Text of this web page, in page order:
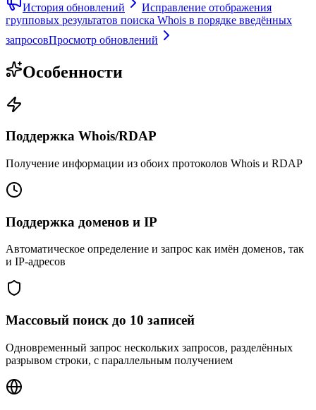
История обновлений
Исправление отображения
групповых результатов поиска Whois в порядке введённых
запросовПросмотр обновлений
Особенности
Поддержка Whois/RDAP
Получение информации из обоих протоколов Whois и RDAP
Поддержка доменов и IP
Автоматическое определение и запрос как имён доменов, так
и IP-адресов
Массовый поиск до 10 записей
Одновременный запрос нескольких запросов, разделённых
разрывом строки, с параллельным получением